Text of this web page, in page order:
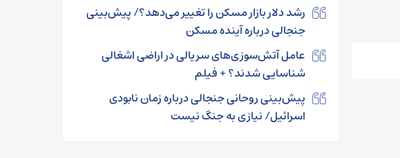
رشد دلار بازار مسکن را تغییر می‌دهد؟/ پیش‌بینی
جنجالی درباره آینده مسکن
عامل آتش‌سوزی‌های سریالی در اراضی اشغالی
شناسایی شدند؟ + فیلم
پیش‌بینی روحانی جنجالی درباره زمان نابودی
اسرائیل/ نیازی به جنگ نیست